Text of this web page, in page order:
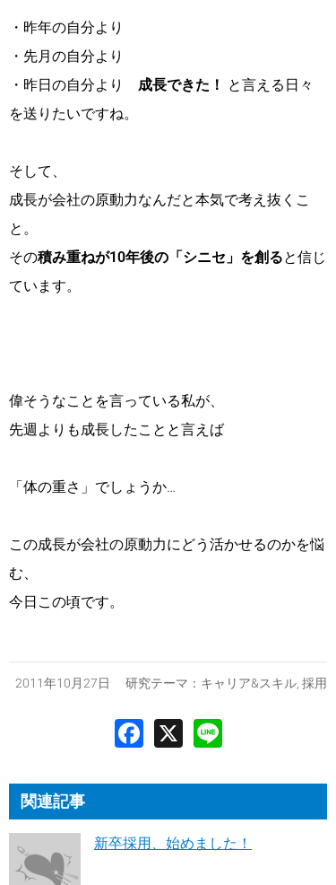
・昨年の自分より
・先月の自分より
・昨日の自分より 成長できた！
と言える日々
を送りたいですね。
そして、
成長が会社の原動力なんだと本気で考え抜くこ
と。
その積み重ねが10年後の「シニセ」を創ると信じ
ています。
偉そうなことを言っている私が、
先週よりも成長したことと言えば
「体の重さ」でしょうか…
この成長が会社の原動力にどう活かせるのかを悩
む、
今日この頃です。
2011年10月27日 研究テーマ： キャリア&スキル 採用
関連記事
新卒採用、始めました！